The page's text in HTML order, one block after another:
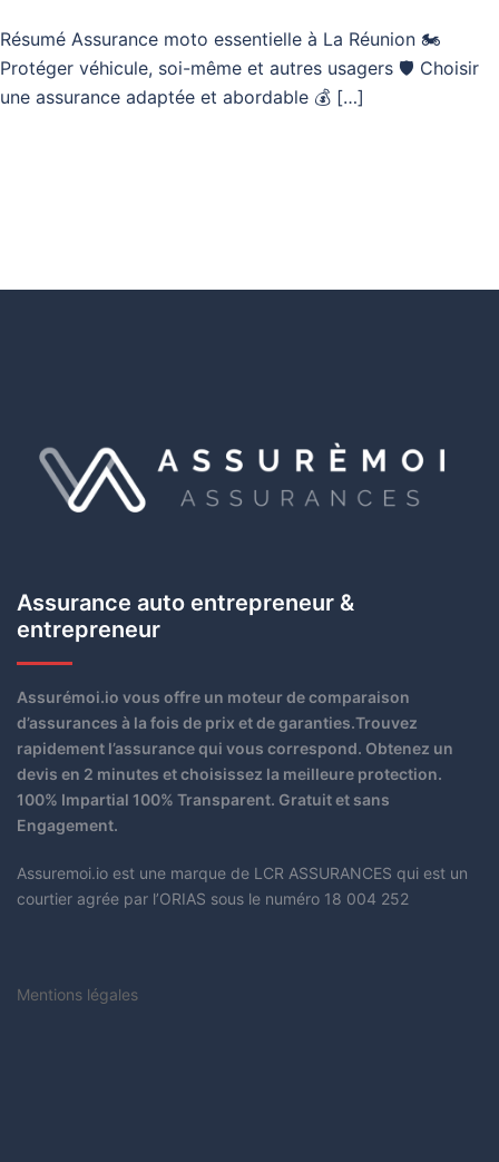
Résumé Assurance moto essentielle à La Réunion 🏍️
Protéger véhicule, soi-même et autres usagers 🛡️ Choisir
une assurance adaptée et abordable 💰 […]
Assurance auto entrepreneur &
entrepreneur
Assurémoi.io vous offre un moteur de comparaison
d’assurances à la fois de prix et de garanties.Trouvez
rapidement l’assurance qui vous correspond. Obtenez un
devis en 2 minutes et choisissez la meilleure protection.
100% Impartial 100% Transparent. Gratuit et sans
Engagement.
Assuremoi.io est une marque de LCR ASSURANCES qui est un
courtier agrée par l’ORIAS sous le numéro 18 004 252
Mentions légales